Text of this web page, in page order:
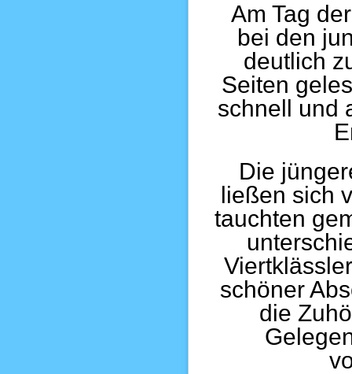
Am Tag
bei den
deutlich
Seiten
schnell und
Die
ließen sich
tauchten
schöner
die